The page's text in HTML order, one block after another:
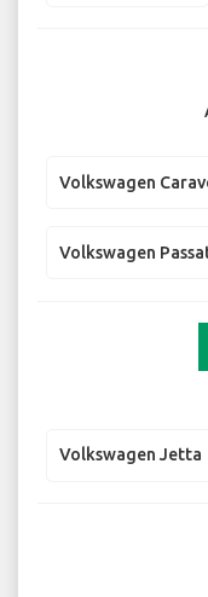
Volkswagen
Volkswagen
Volkswagen Jetta